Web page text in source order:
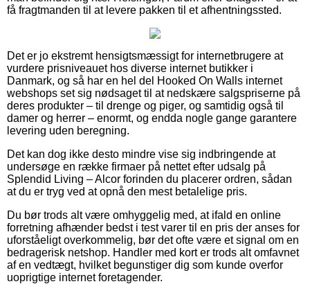
få fragtmanden til at levere pakken til et afhentningssted.
Det er jo ekstremt hensigtsmæssigt for internetbrugere at
vurdere prisniveauet hos diverse internet butikker i
Danmark, og så har en hel del Hooked On Walls internet
webshops set sig nødsaget til at nedskære salgspriserne på
deres produkter – til drenge og piger, og samtidig også til
damer og herrer – enormt, og endda nogle gange garantere
levering uden beregning.
Det kan dog ikke desto mindre vise sig indbringende at
undersøge en række firmaer på nettet efter udsalg på
Splendid Living – Alcor forinden du placerer ordren, sådan
at du er tryg ved at opnå den mest betalelige pris.
Du bør trods alt være omhyggelig med, at ifald en online
forretning afhænder bedst i test varer til en pris der anses for
uforståeligt overkommelig, bør det ofte være et signal om en
bedragerisk netshop. Handler med kort er trods alt omfavnet
af en vedtægt, hvilket begunstiger dig som kunde overfor
uoprigtige internet foretagender.